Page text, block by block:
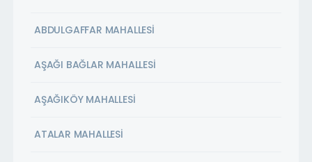
ABDULGAFFAR MAHALLESİ
AŞAĞI BAĞLAR MAHALLESİ
AŞAĞIKÖY MAHALLESİ
ATALAR MAHALLESİ